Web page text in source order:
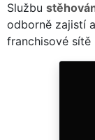
Službu
odborně zajistí
franchisové sítě